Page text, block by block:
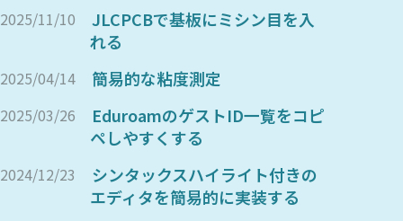
2025/11/10
JLCPCBで基板にミシン目を入
れる
2025/04/14 簡易的な粘度測定
2025/03/26
EduroamのゲストID一覧をコピ
ペしやすくする
2024/12/23
シンタックスハイライト付きの
エディタを簡易的に実装する